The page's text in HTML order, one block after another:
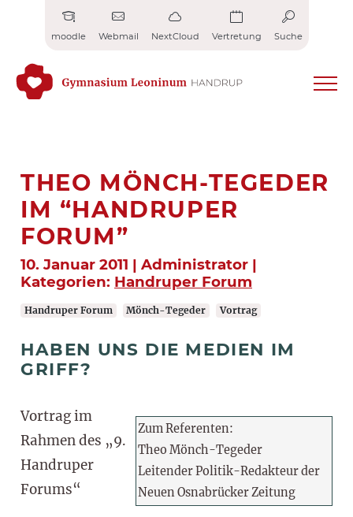
moodle Webmail NextCloud Vertretung Suche
THEO MÖNCH-TEGEDER
IM “HANDRUPER
FORUM”
10. Januar 2011 | Administrator |
Kategorien: Handruper Forum
Handruper Forum Mönch-Tegeder Vortrag
HABEN UNS DIE MEDIEN IM
GRIFF?
Zum Referenten:
Theo Mönch-Tegeder
Leitender Politik-Redakteur der
Neuen Osnabrücker Zeitung
Vortrag im
Rahmen des „9.
Handruper
Forums“